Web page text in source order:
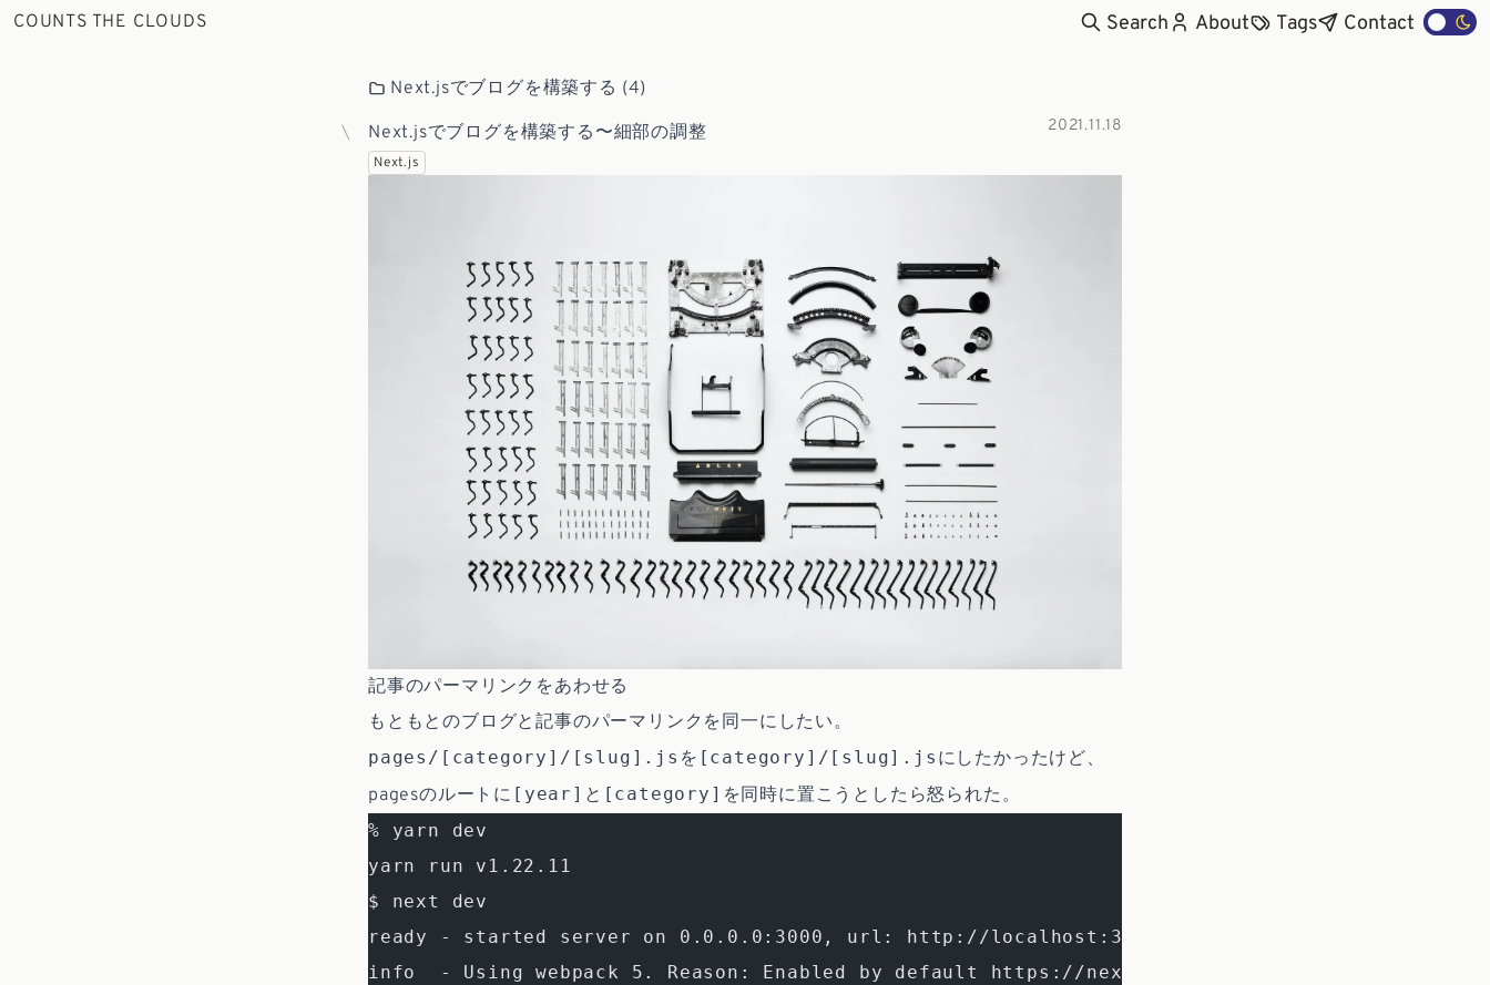
COUNTS THE CLOUDS Search About Tags Contact
Next.jsでブログを構築する (4)
Next.jsでブログを構築する〜細部の調整
2021.11.18
Next.js
記事のパーマリンクをあわせる
もともとのブログと記事のパーマリンクを同一にしたい。
pages/[category]/[slug].js を [category]/[slug].js にしたかったけど、
pagesのルートに [year] と [category] を同時に置こうとしたら怒られた。
% yarn dev
yarn run v1.22.11
$ next dev
ready - started server on 0.0.0.0:3000, url: http://localhost:3000
info  - Using webpack 5. Reason: Enabled by default https://nextjs.org/docs/messages/webpack5